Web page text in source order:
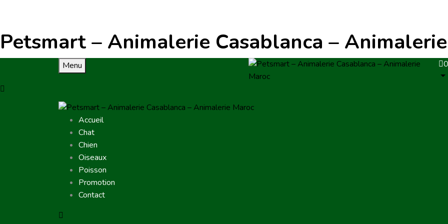
Petsmart – Animalerie Casablanca –
Menu 0
Accueil
Chat
Chien
Oiseaux
Poisson
Promotion
Contact